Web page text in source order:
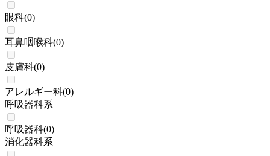
眼科(0)
耳鼻咽喉科(0)
皮膚科(0)
アレルギー科(0)
呼吸器科系
呼吸器科(0)
消化器科系